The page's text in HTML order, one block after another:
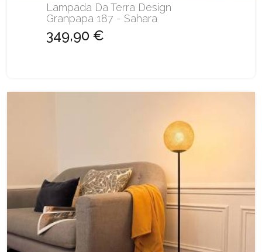
Lampada Da Terra Design
Granpapa 187 - Sahara
349,90 €